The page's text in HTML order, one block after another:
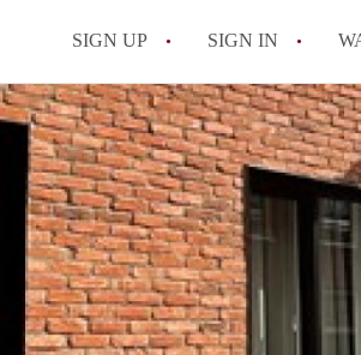
SIGN UP SIGN IN
All FAQs